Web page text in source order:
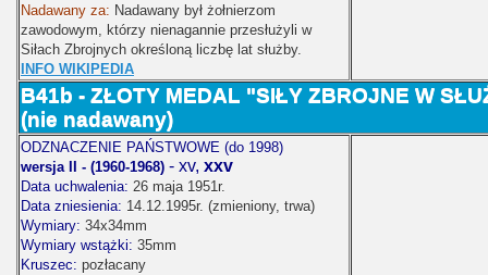
Nadawany za: Nadawany był żołnierzom
zawodowym, którzy nienagannie przesłużyli w
Siłach Zbrojnych określoną liczbę lat służby.
INFO WIKIPEDIA
B41b - ZŁOTY MEDAL "SIŁY ZBROJNE W
(nie nadawany)
ODZNACZENIE PAŃSTWOWE (do 1998)
wersja II - (1960-1968) - xv, xxv
Data uchwalenia: 26 maja 1951r.
Data zniesienia: 14.12.1995r. (zmieniony, trwa)
Wymiary: 34x34mm
Wymiary wstążki: 35mm
Kruszec: pozłacany